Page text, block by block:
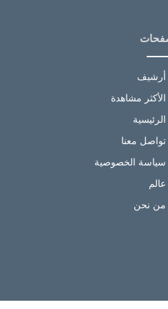
أرشيف
الأكثر مشاهدة
الرئيسية
تواصل معنا
سياسة الخصوصية
عالم
من نحن